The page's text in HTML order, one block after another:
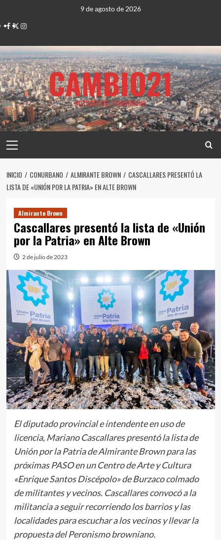
contenido
9 de agosto de 2026
Facebook
TwitterInstagram
CAMBIO21
NOTICIAS DEL CONURBANO
principal
INICIO CONURBANO ALMIRANTE BROWN
CASCALLARES PRESENTÓ LA
LISTA DE «UNIÓN POR LA PATRIA» EN ALTE BROWN
Almirante Brown
Cascallares presentó la lista de «Unión
por la Patria» en Alte Brown
2 de julio de 2023
El diputado provincial e intendente en uso de
licencia, Mariano Cascallares presentó la lista de
Unión por la Patria de Almirante Brown para las
próximas PASO en un Centro de Arte y Cultura
«Enrique Santos Discépolo» de Burzaco colmado
de militantes y vecinos. Cascallares convocó a la
militancia a seguir recorriendo los barrios y las
localidades para escuchar a los vecinos y llevar la
propuesta del Peronismo browniano.